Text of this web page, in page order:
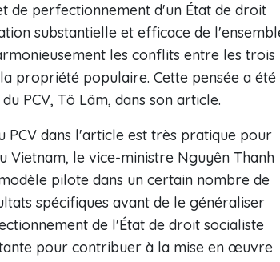
de perfectionnement d'un État de droit
substantielle et efficace de
les conflits entre les trois
propriété populaire. Cette pensée a été
PCV, Tô Lâm, dans son article.
PCV dans l'article est très pratique pour
le vice-ministre Nguyên Thanh
pilote dans un certain nombre de
spécifiques avant de le généraliser
de l'État de droit socialiste
pour contribuer à la mise en œuvre